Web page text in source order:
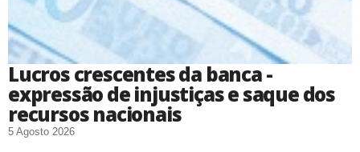
Lucros crescentes da banca -
expressão de injustiças e saque dos
recursos nacionais
5 Agosto 2026